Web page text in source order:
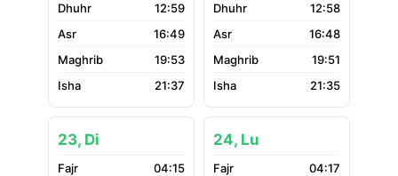
12:59
16:49
19:53
21:37
12:58
16:48
19:51
21:35
23, Di
04:15
24, Lu
04:17